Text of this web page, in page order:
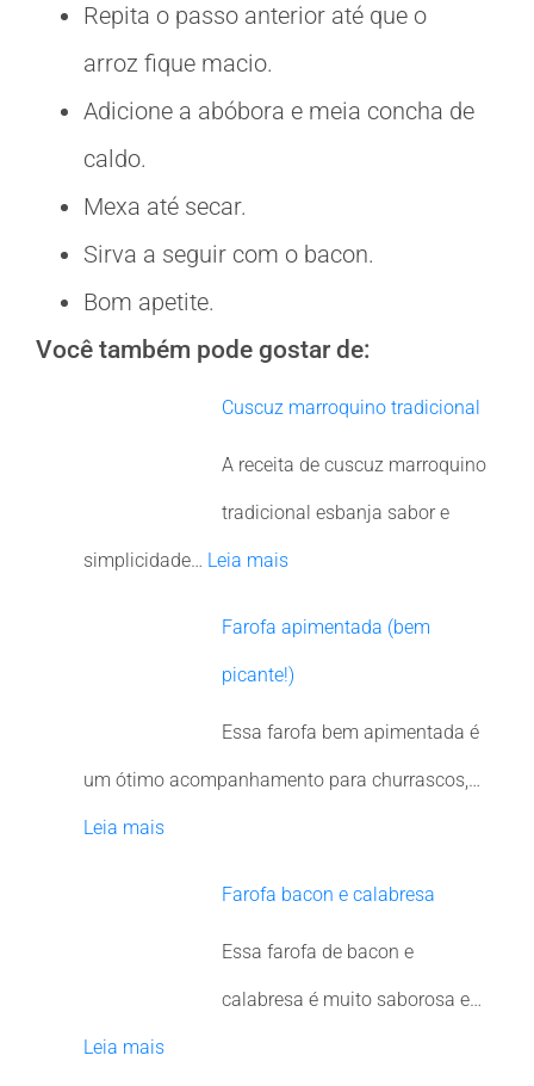
Repita o passo anterior até que o
arroz fique macio.
Adicione a abóbora e meia concha de
caldo.
Mexa até secar.
Sirva a seguir com o bacon.
Bom apetite.
Você também pode gostar de:
Cuscuz marroquino tradicional
A receita de cuscuz marroquino
tradicional esbanja sabor e
simplicidade… Leia mais
Farofa apimentada (bem
picante!)
Essa farofa bem apimentada é
um ótimo acompanhamento para churrascos,…
Leia mais
Farofa bacon e calabresa
Essa farofa de bacon e
calabresa é muito saborosa e…
Leia mais